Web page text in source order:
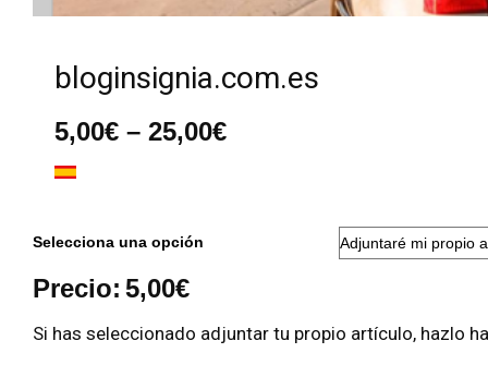
bloginsignia.com.es
5,00€ – 25,00€Rango
Selecciona una opción
Precio: 5,00€
Si has seleccionado adjuntar tu propio artículo, hazlo